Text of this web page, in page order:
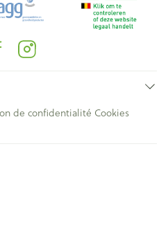
de confidentialité Cookies